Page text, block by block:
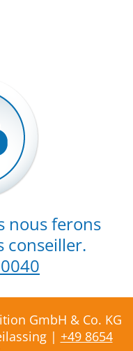
nous ferons
conseiller.
GmbH & Co. KG
| +49 8654